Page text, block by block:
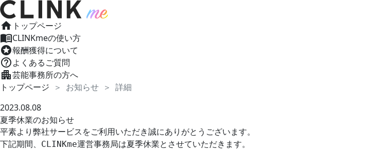
home トップページ
menu_bookCLINKmeの使い方
stars報酬獲得について
help_outlineよくあるご質問
apartment芸能事務所の方へ
トップページ
お知らせ
詳細
2023.08.08
夏季休業のお知らせ
平素より弊社サービスをご利用いただき誠にありがとうございます。
下記期間、CLINKme運営事務局は夏季休業とさせていただきます。